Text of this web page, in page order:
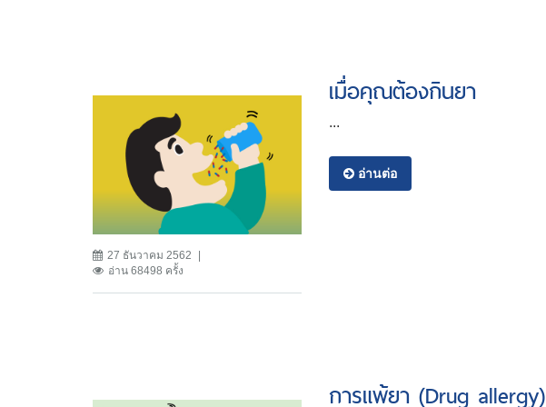
27 ธันวาคม 2562
อ่าน 68498 ครั้ง
เมื่อคุณต้องกินยา
...
อ่านต่อ
การแพ้ยา (Drug allergy)